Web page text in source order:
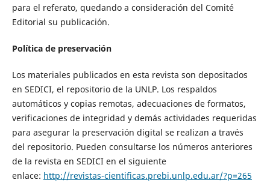
para el referato, quedando a consideración del Comité
Editorial su publicación.
Política de preservación
Los materiales publicados en esta revista son depositados
en SEDICI, el repositorio de la UNLP. Los respaldos
automáticos y copias remotas, adecuaciones de formatos,
verificaciones de integridad y demás actividades requeridas
para asegurar la preservación digital se realizan a través
del repositorio. Pueden consultarse los números anteriores
de la revista en SEDICI en el siguiente
enlace: http://revistas-cientificas.prebi.unlp.edu.ar/?p=265